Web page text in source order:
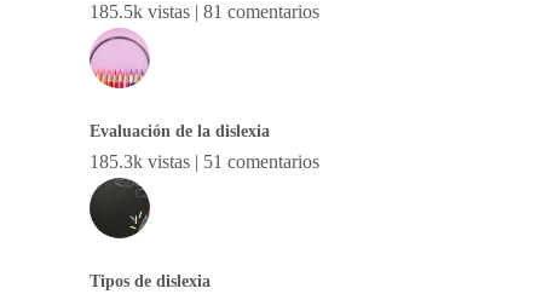
185.5k vistas | 81 comentarios
Evaluación de la dislexia
185.3k vistas | 51 comentarios
Tipos de dislexia